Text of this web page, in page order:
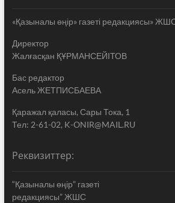
«Қазыналы өңір» газеті редакциясы»
Директор
Жалғасқан ҚҰРМАНСЕЙІТОВ
Бас редактор
Асель ЖЕТПИСБАЕВА
Қаражал қаласы, Сары Тока, 1
Тел: 2-61-02, K-ONIR@MAIL.RU
Реквизиттер:
“Қазыналы өңір” газеті
редакциясы” ЖШС